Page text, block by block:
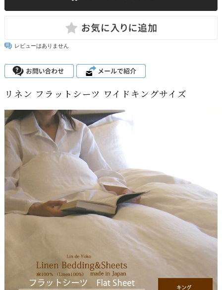
レビューはありません
リネン フラットシーツ ワイドキングサイズ